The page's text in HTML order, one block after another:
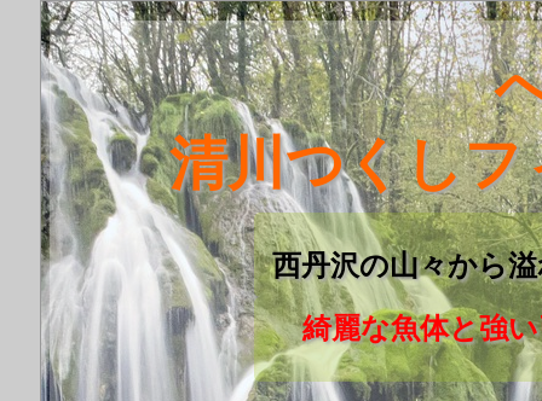
清川つくしフ
西丹沢の山々から
綺麗な魚体と強